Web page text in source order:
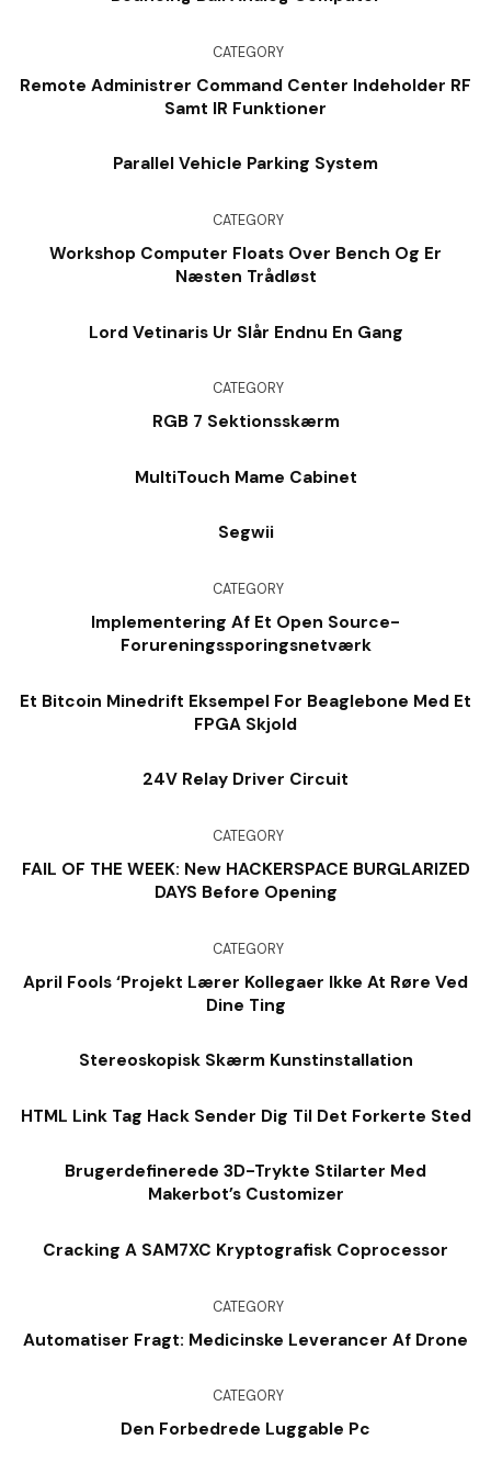
CATEGORY
Remote Administrer Command Center Indeholder RF
Samt IR Funktioner
Parallel Vehicle Parking System
CATEGORY
Workshop Computer Floats Over Bench Og Er
Næsten Trådløst
Lord Vetinaris Ur Slår Endnu En Gang
CATEGORY
RGB 7 Sektionsskærm
MultiTouch Mame Cabinet
Segwii
CATEGORY
Implementering Af Et Open Source-
Forureningssporingsnetværk
Et Bitcoin Minedrift Eksempel For Beaglebone Med Et
FPGA Skjold
24V Relay Driver Circuit
CATEGORY
FAIL OF THE WEEK: New HACKERSPACE BURGLARIZED
DAYS Before Opening
CATEGORY
April Fools ‘Projekt Lærer Kollegaer Ikke At Røre Ved
Dine Ting
Stereoskopisk Skærm Kunstinstallation
HTML Link Tag Hack Sender Dig Til Det Forkerte Sted
Brugerdefinerede 3D-Trykte Stilarter Med
Makerbot’s Customizer
Cracking A SAM7XC Kryptografisk Coprocessor
CATEGORY
Automatiser Fragt: Medicinske Leverancer Af Drone
CATEGORY
Den Forbedrede Luggable Pc